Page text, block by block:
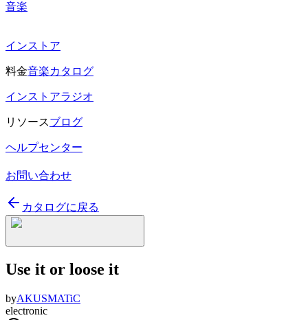
音楽
インストア
料金音楽カタログ
インストアラジオ
リソースブログ
ヘルプセンター
お問い合わせ
カタログに戻る
Use it or loose it
byAKUSMATiC
electronic